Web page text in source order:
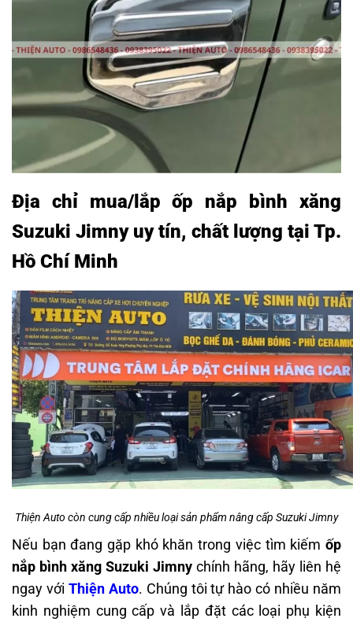
Địa chỉ mua/lắp ốp nắp bình xăng
Suzuki Jimny uy tín, chất lượng tại Tp.
Hồ Chí Minh
Thiện Auto còn cung cấp nhiều loại sản phẩm nâng cấp Suzuki Jimny
Nếu bạn đang gặp khó khăn trong việc tìm kiếm ốp
nắp bình xăng Suzuki Jimny chính hãng, hãy liên hệ
ngay với Thiện Auto. Chúng tôi tự hào có nhiều năm
kinh nghiệm cung cấp và lắp đặt các loại phụ kiện